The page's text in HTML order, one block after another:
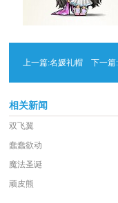
上一篇:名媛礼帽 下一篇:
相关新闻
双飞翼
蠢蠢欲动
魔法圣诞
顽皮熊